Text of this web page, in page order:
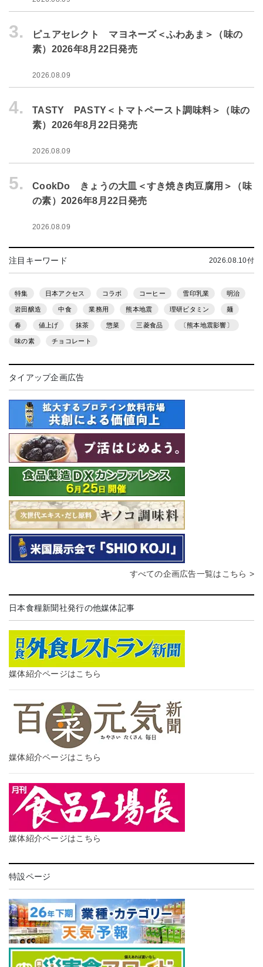
3.
ピュアセレクト マヨネーズ＜ふわあま＞（味の
素）2026年8月22日発売
2026.08.09
4.
TASTY PASTY＜トマトペースト調味料＞（味の
素）2026年8月22日発売
2026.08.09
5.
CookDo きょうの大皿＜すき焼き肉豆腐用＞（味
の素）2026年8月22日発売
2026.08.09
注目キーワード 2026.08.10付
特集 日本アクセス コラボ コーヒー 雪印乳業 明治
岩田醸造 中食 業務用 熊本地震 理研ビタミン 麺
春 値上げ 抹茶 惣菜 三菱食品 〔熊本地震影響〕
味の素 チョコレート
タイアップ企画広告
すべての企画広告一覧はこちら >
日本食糧新聞社発行の他媒体記事
媒体紹介ページはこちら
媒体紹介ページはこちら
媒体紹介ページはこちら
特設ページ